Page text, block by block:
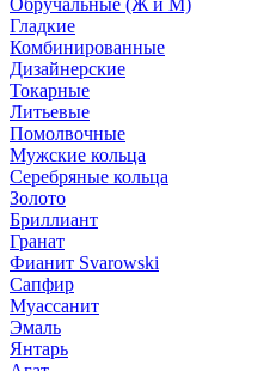
Обручальные (Ж и М)
Гладкие
Комбинированные
Дизайнерские
Токарные
Литьевые
Помолвочные
Мужские кольца
Серебряные кольца
Золото
Бриллиант
Гранат
Фианит Svarowski
Сапфир
Муассанит
Эмаль
Янтарь